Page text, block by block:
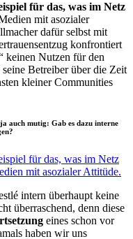
für das, was im Netz
mit asozialer
dafür selbst mit
konfrontiert
keinen Nutzen für den
Betreiber über die Zeit
kleiner Communities
auch mutig: Gab es dazu interne
für das, was im Netz
mit asozialer Attitüde.
intern überhaupt keine
überraschend, denn diese
eines schon vor
haben wir uns